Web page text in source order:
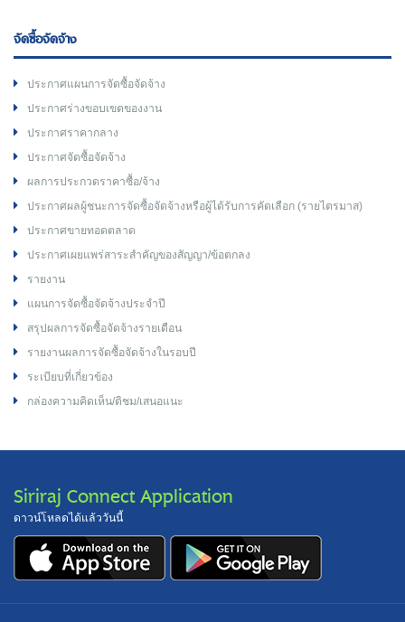
จัดซื้อจัดจ้าง
ประกาศแผนการจัดซื้อจัดจ้าง
ประกาศร่างขอบเขตของงาน
ประกาศราคากลาง
ประกาศจัดซื้อจัดจ้าง
ผลการประกวดราคาซื้อ/จ้าง
ประกาศผลผู้ชนะการจัดซื้อจัดจ้างหรือผู้ได้รับการคัดเลือก (รายไตรมาส)
ประกาศขายทอดตลาด
ประกาศเผยแพร่สาระสำคัญของสัญญา/ข้อตกลง
รายงาน
แผนการจัดซื้อจัดจ้างประจำปี
สรุปผลการจัดซื้อจัดจ้างรายเดือน
รายงานผลการจัดซื้อจัดจ้างในรอบปี
ระเบียบที่เกี่ยวข้อง
กล่องความคิดเห็น/ติชม/เสนอแนะ
Siriraj Connect Application
ดาวน์โหลดได้แล้ววันนี้